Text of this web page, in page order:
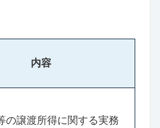
内容
の譲渡所得に関する実務